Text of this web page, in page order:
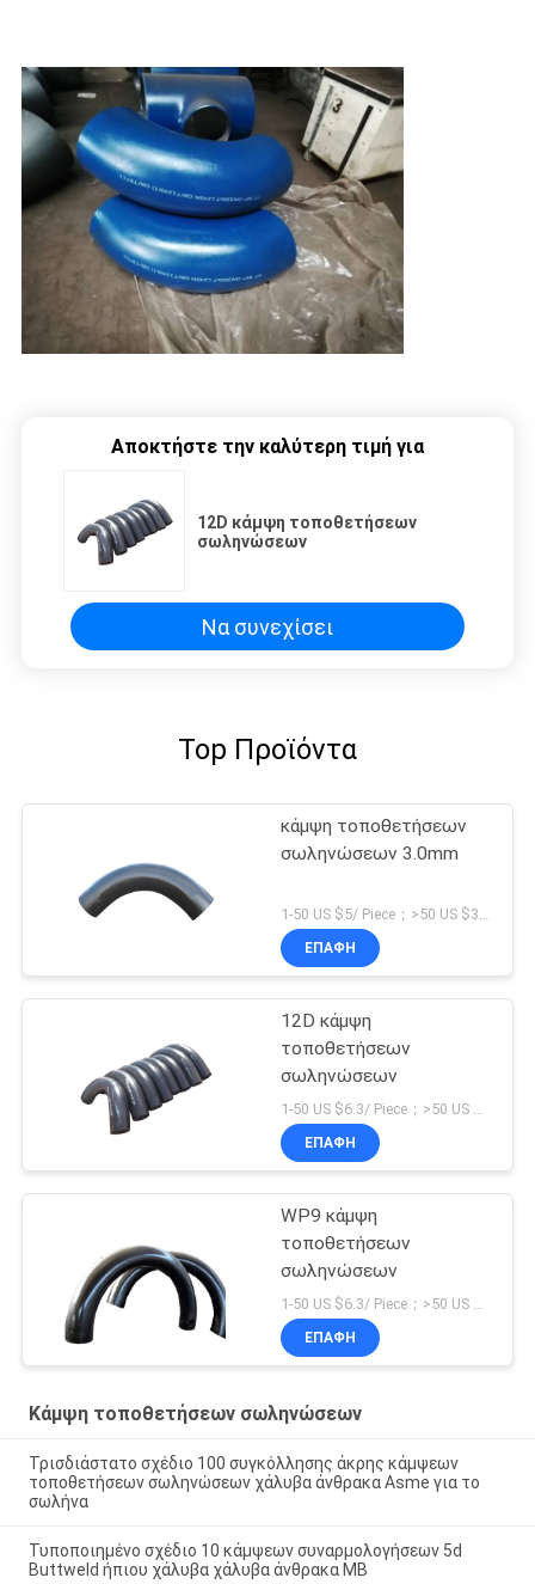
Αποκτήστε την καλύτερη τιμή για
12D κάμψη τοποθετήσεων
σωληνώσεων
Να συνεχίσει
Top Προϊόντα
κάμψη τοποθετήσεων
σωληνώσεων 3.0mm
1-50 US $5/ Piece；>50 US $3/ Piece MOQ:5 κομμάτια
ΕΠΑΦΉ
12D κάμψη
τοποθετήσεων
σωληνώσεων
ΕΠΑΦΉ
WP9 κάμψη
τοποθετήσεων
σωληνώσεων
ΕΠΑΦΉ
Κάμψη τοποθετήσεων σωληνώσεων
Τρισδιάστατο σχέδιο 100 συγκόλλησης άκρης κάμψεων
τοποθετήσεων σωληνώσεων χάλυβα άνθρακα Asme για το
σωλήνα
Τυποποιημένο σχέδιο 10 κάμψεων συναρμολογήσεων 5d
Buttweld ήπιου χάλυβα χάλυβα άνθρακα ΜΒ